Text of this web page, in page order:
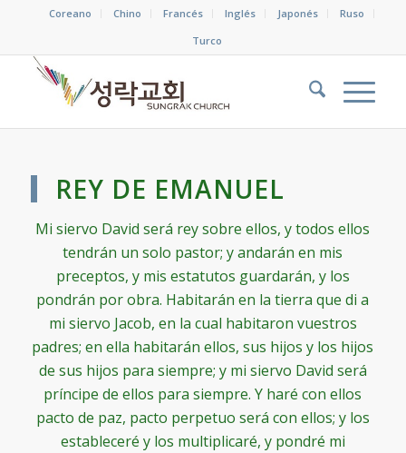
Coreano Chino Francés Inglés Japonés
Ruso
Turco
REY DE EMANUEL
Mi siervo David será rey sobre ellos, y todos ellos
tendrán un solo pastor; y andarán en mis
preceptos, y mis estatutos guardarán, y los
pondrán por obra. Habitarán en la tierra que di a
mi siervo Jacob, en la cual habitaron vuestros
padres; en ella habitarán ellos, sus hijos y los hijos
de sus hijos para siempre; y mi siervo David será
príncipe de ellos para siempre. Y haré con ellos
pacto de paz, pacto perpetuo será con ellos; y los
estableceré y los multiplicaré, y pondré mi